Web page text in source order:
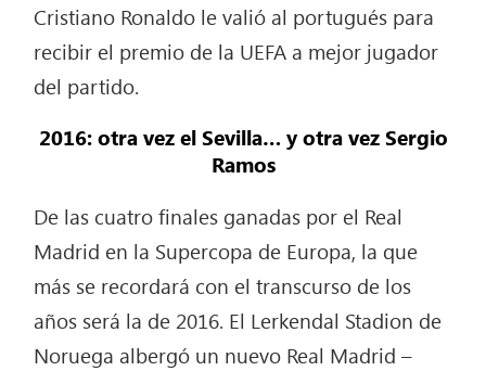
Cristiano Ronaldo le valió al portugués para
recibir el premio de la UEFA a mejor jugador
del partido.
2016: otra vez el Sevilla… y otra vez Sergio
Ramos
De las cuatro finales ganadas por el Real
Madrid en la Supercopa de Europa, la que
más se recordará con el transcurso de los
años será la de 2016. El Lerkendal Stadion de
Noruega albergó un nuevo Real Madrid –